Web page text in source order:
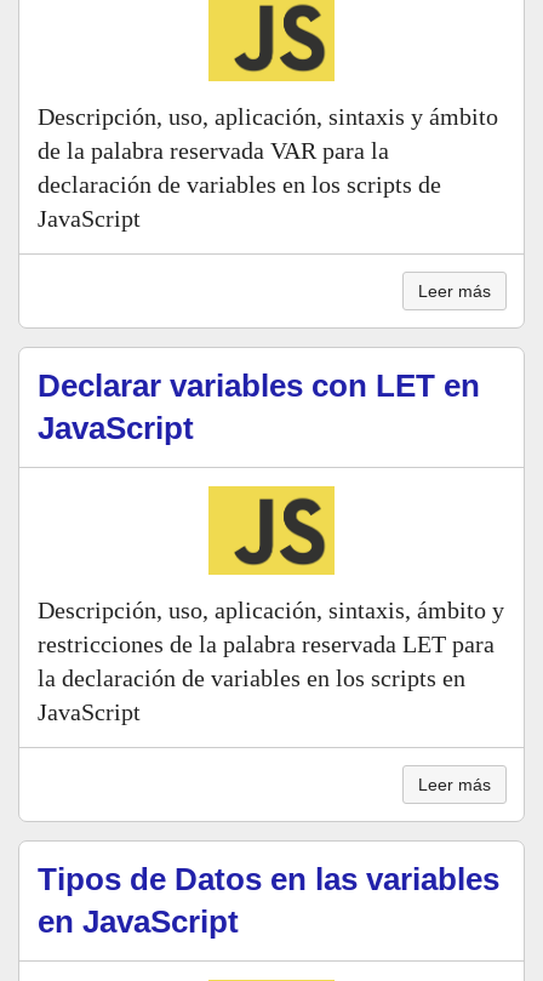
Descripción, uso, aplicación, sintaxis y ámbito
de la palabra reservada VAR para la
declaración de variables en los scripts de
JavaScript
Leer más
Declarar variables con LET en
JavaScript
Descripción, uso, aplicación, sintaxis, ámbito y
restricciones de la palabra reservada LET para
la declaración de variables en los scripts en
JavaScript
Leer más
Tipos de Datos en las variables
en JavaScript